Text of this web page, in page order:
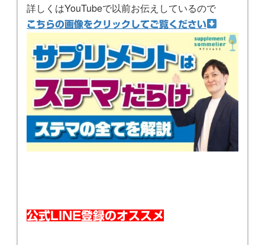
詳しくはYouTubeで以前お伝えしているので
こちらの画像をクリックしてご覧ください
公式LINE登録のオススメ